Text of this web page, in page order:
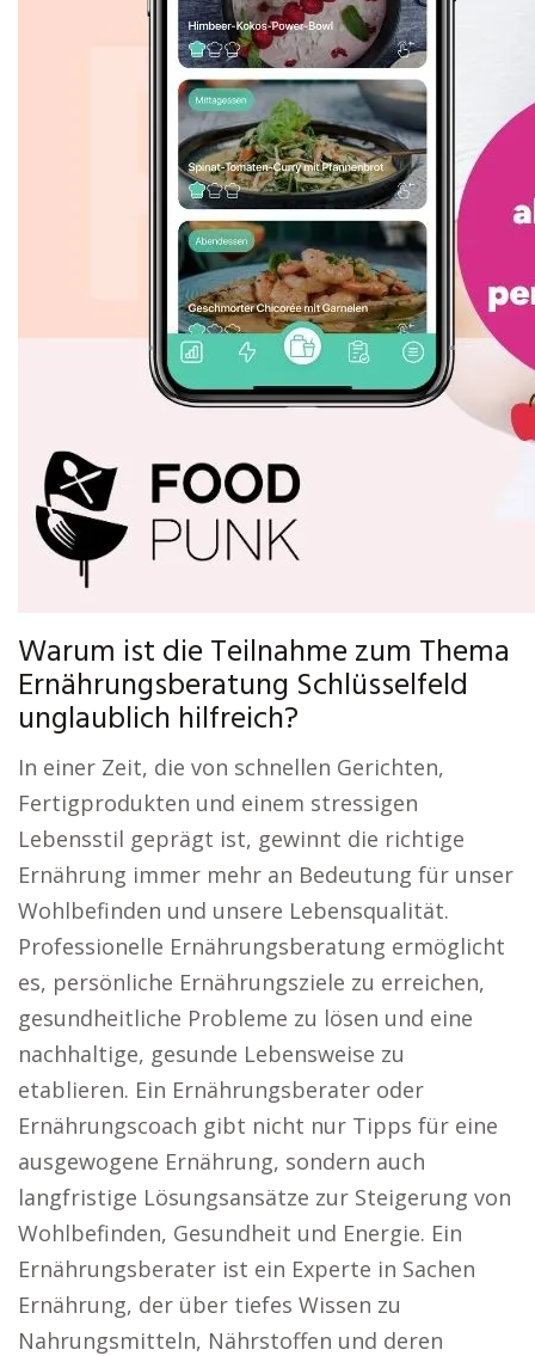
Warum ist die Teilnahme zum Thema
Ernährungsberatung Schlüsselfeld
unglaublich hilfreich?
In einer Zeit, die von schnellen Gerichten,
Fertigprodukten und einem stressigen
Lebensstil geprägt ist, gewinnt die richtige
Ernährung immer mehr an Bedeutung für unser
Wohlbefinden und unsere Lebensqualität.
Professionelle Ernährungsberatung ermöglicht
es, persönliche Ernährungsziele zu erreichen,
gesundheitliche Probleme zu lösen und eine
nachhaltige, gesunde Lebensweise zu
etablieren. Ein Ernährungsberater oder
Ernährungscoach gibt nicht nur Tipps für eine
ausgewogene Ernährung, sondern auch
langfristige Lösungsansätze zur Steigerung von
Wohlbefinden, Gesundheit und Energie. Ein
Ernährungsberater ist ein Experte in Sachen
Ernährung, der über tiefes Wissen zu
Nahrungsmitteln, Nährstoffen und deren